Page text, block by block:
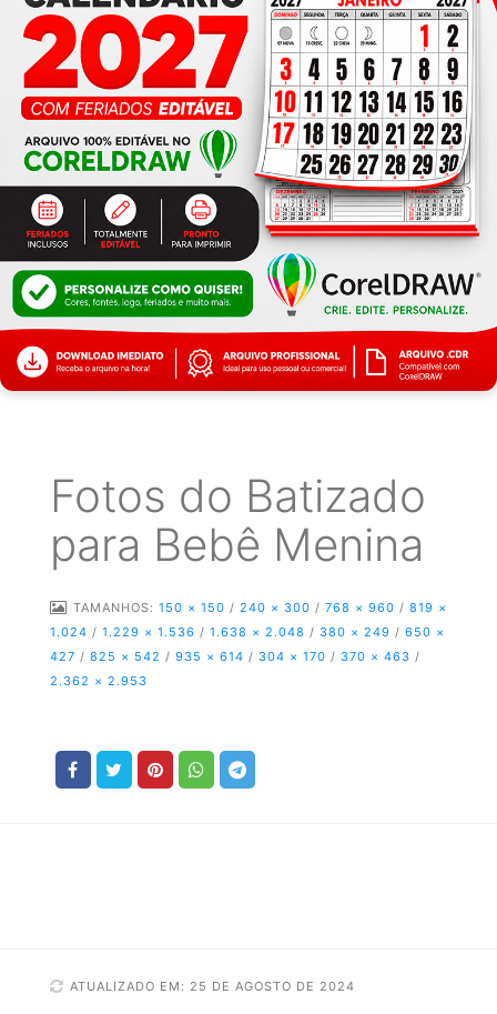
Fotos do Batizado
para Bebê Menina
TAMANHOS: 150 × 150 / 240 × 300 / 768 × 960 / 819 ×
1.024 / 1.229 × 1.536 / 1.638 × 2.048 / 380 × 249 / 650 ×
427 / 825 × 542 / 935 × 614 / 304 × 170 / 370 × 463 /
2.362 × 2.953
ATUALIZADO EM: 25 DE AGOSTO DE 2024